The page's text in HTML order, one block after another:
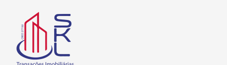
Página inicial